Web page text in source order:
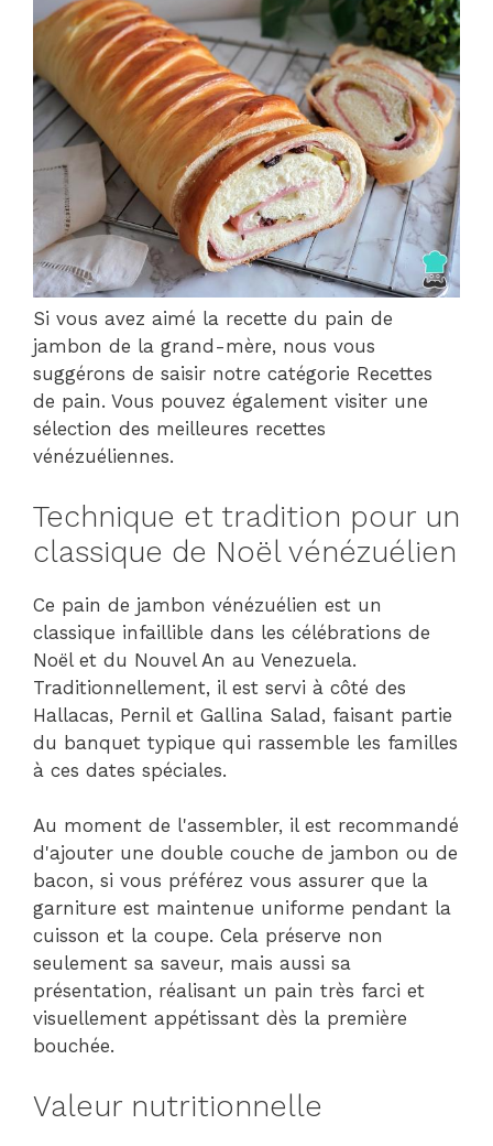
Si vous avez aimé la recette du pain de
jambon de la grand-mère, nous vous
suggérons de saisir notre catégorie Recettes
de pain. Vous pouvez également visiter une
sélection des meilleures recettes
vénézuéliennes.
Technique et tradition pour un
classique de Noël vénézuélien
Ce pain de jambon vénézuélien est un
classique infaillible dans les célébrations de
Noël et du Nouvel An au Venezuela.
Traditionnellement, il est servi à côté des
Hallacas, Pernil et Gallina Salad, faisant partie
du banquet typique qui rassemble les familles
à ces dates spéciales.
Au moment de l'assembler, il est recommandé
d'ajouter une double couche de jambon ou de
bacon, si vous préférez vous assurer que la
garniture est maintenue uniforme pendant la
cuisson et la coupe. Cela préserve non
seulement sa saveur, mais aussi sa
présentation, réalisant un pain très farci et
visuellement appétissant dès la première
bouchée.
Valeur nutritionnelle